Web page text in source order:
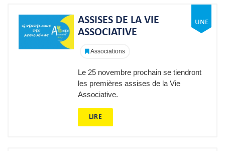
ASSISES DE LA VIE
ASSOCIATIVE
Associations
Le 25 novembre prochain se tiendront
les premières assises de la Vie
Associative.
LIRE